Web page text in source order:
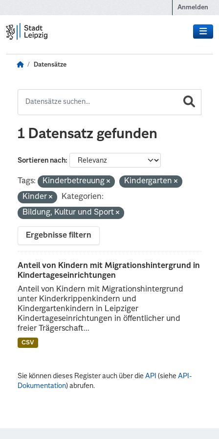
Anmelden
Datensätze
1 Datensatz gefunden
Sortieren nach
Tags: Kinderbetreuung
Kindergarten
Kinder
Kategorien:
Bildung, Kultur und Sport
Ergebnisse filtern
Anteil von Kindern mit Migrationshintergrund in
Kindertageseinrichtungen
Anteil von Kindern mit Migrationshintergrund
unter Kinderkrippenkindern und
Kindergartenkindern in Leipziger
Kindertageseinrichtungen in öffentlicher und
freier Trägerschaft...
CSV
Sie können dieses Register auch über dieAPI (sieheAPI-
Dokumentation) abrufen.